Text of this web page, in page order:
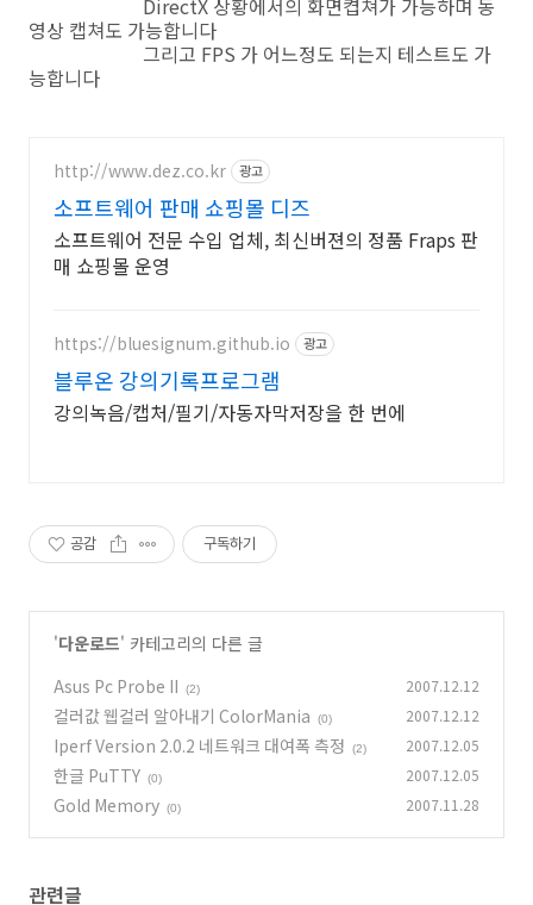
영상 캡쳐도 가능합니다
그리고 FPS 가 어느정도 되는지 테스트도 가
능합니다
http://www.dez.co.kr 광고
소프트웨어 판매 쇼핑몰 디즈
소프트웨어 전문 수입 업체, 최신버젼의 정품 Fraps 판
매 쇼핑몰 운영
https://bluesignum.github.io 광고
블루온 강의기록프로그램
강의녹음/캡처/필기/자동자막저장을 한 번에
공감 구독하기
'다운로드' 카테고리의 다른 글
Asus Pc Probe II
(2) 2007.12.12
컬러값 웹컬러 알아내기 ColorMania (0) 2007.12.12
Iperf Version 2.0.2 네트워크 대여폭 측정 (2) 2007.12.05
한글 PuTTY (0) 2007.12.05
Gold Memory (0) 2007.11.28
관련글